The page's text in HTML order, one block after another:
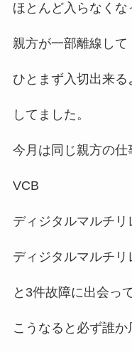
ほとんど入らなくな
親方が一部離線して
ひとまず入切出来る
してました。
今月は同じ親方の仕
VCB
ディジタルマルチリ
ディジタルマルチリ
と3件故障に出会っ
こうなると必ず誰か